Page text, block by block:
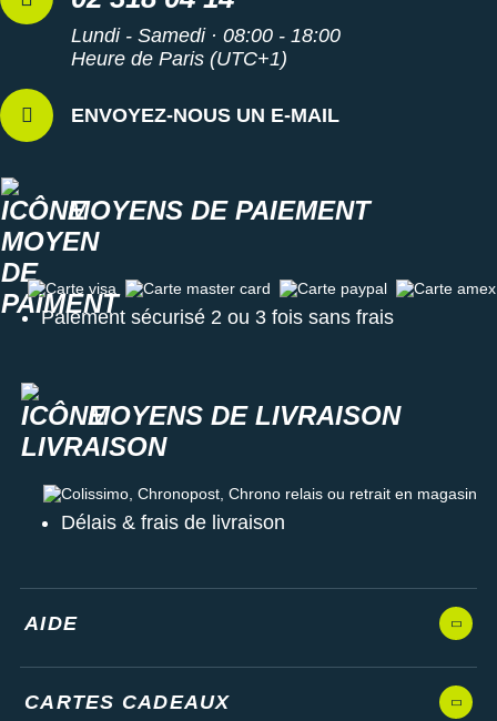
Lundi - Samedi · 08:00 - 18:00
Heure de Paris (UTC+1)
ENVOYEZ-NOUS UN E-MAIL
MOYENS DE PAIEMENT
Carte visa Carte master card Carte paypal Carte amex
Paiement sécurisé 2 ou 3 fois sans frais
MOYENS DE LIVRAISON
Colissimo, Chronopost, Chrono relais ou retrait en magasin
Délais & frais de livraison
AIDE
CARTES CADEAUX